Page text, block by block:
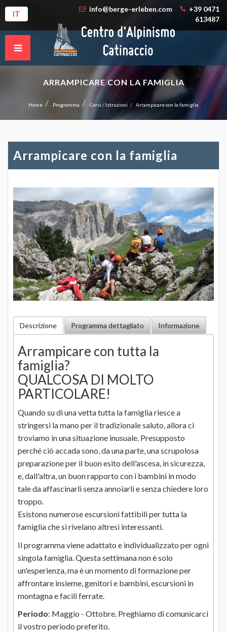
IT
info@berge-erleben.com
+39 0471
613487
ARRAMPICARE CON LA FAMIGLIA
Home Programma Corsi / Istruzioni Arrampicare con la famiglia
Arrampicare con la famiglia
Descrizione Programma dettagliato Informazione
Arrampicare con tutta la
famiglia?
QUALCOSA DI MOLTO
PARTICOLARE!
Quando su di una vetta tutta la famiglia riesce a
stringersi la mano per il tradizionale saluto, allora ci
troviamo in una situazione inusuale. Presupposto
perché ciò accada sono, da una parte, una scrupolosa
preparazione per il buon esito dell'ascesa, in sicurezza,
e, dall'altra, un buon rapporto con i bambini in modo
tale da affascinarli senza annoiarli e senza chiedere loro
troppo.
Esistono numerose escursioni fattibili per tutta la
famiglia che si rivelano altresì interessanti.
Il programma viene adattato e individualizzato per ogni
singola famiglia. Questa settimana non è solo
un'esperienza, ma è un momento di formazione per
affrontare insieme, genitori e bambini, escursioni in
montagna e facili ferrate.
Periodo: Maggio - Ottobre. Preghiamo di comunicarci
il vostro periodo preferito.